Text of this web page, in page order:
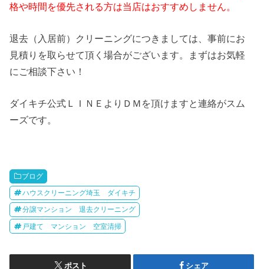
格や時間を優先される方は当店はおすすめしません。
退去（入居前）クリーニングにつきましては、事前にお
見積りを取らせて頂く場合がございます。まずはお気軽
にご相談下さい！
ダイキチ公式ＬＩＮＥよりＤＭを頂けますと連絡がスム
ーズです。
ブログ
ハウスクリーニング埼玉 ダイキチ
分譲マンション 退去クリーニング
戸建て マンション 空室清掃
ポスト シェア